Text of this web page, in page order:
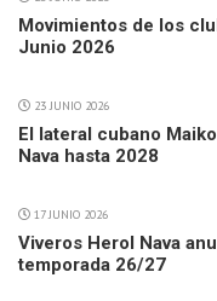
Movimientos de los
Junio 2026
23 JUNIO 2026
El lateral cubano
Nava hasta 2028
17 JUNIO 2026
Viveros Herol Nava
temporada 26/27